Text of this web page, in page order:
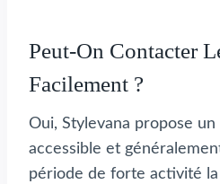
Peut-On Contacter
Facilement ?
Oui, Stylevana propose
accessible et
période de forte activité